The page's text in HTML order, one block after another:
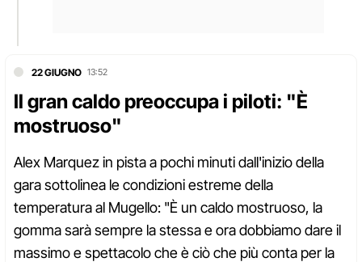
22 GIUGNO 13:52
Il gran caldo preoccupa i piloti: "È
mostruoso"
Alex Marquez in pista a pochi minuti dall'inizio della
gara sottolinea le condizioni estreme della
temperatura al Mugello: "È un caldo mostruoso, la
gomma sarà sempre la stessa e ora dobbiamo dare il
massimo e spettacolo che è ciò che più conta per la